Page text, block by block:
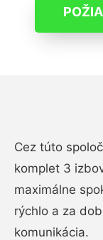
Cez túto
komplet 3
maximálne
rýchlo a za
komunikácia.